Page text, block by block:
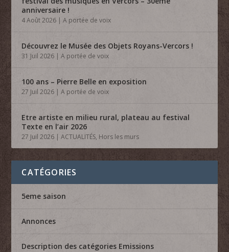
anniversaire !
4 Août 2026 |A portée de voix
Découvrez le Musée des Objets Royans-Vercors !
31 Juil 2026 |A portée de voix
100 ans – Pierre Belle en exposition
27 Juil 2026 |A portée de voix
Etre artiste en milieu rural, plateau au festival
Texte en l’air 2026
27 Juil 2026 |ACTUALITÉS, Hors les murs
CATÉGORIES
5eme saison
Annonces
Description des catégories Emissions